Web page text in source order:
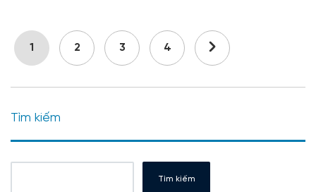
1 2 3 4
Tìm kiếm
Tìm kiếm